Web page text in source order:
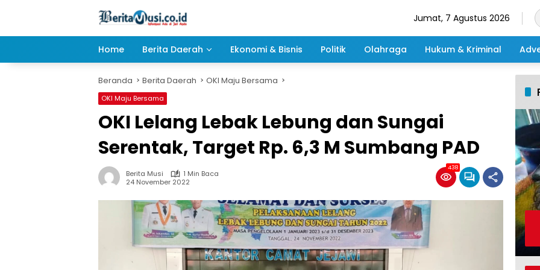
Jumat, 7 Agustus 2026
Home Berita Daerah Ekonomi & Bisnis Politik Olahraga Hukum & Kriminal
Beranda Berita Daerah OKI Maju Bersama
OKI Maju Bersama
OKI Lelang Lebak Lebung dan Sungai
Serentak, Target Rp. 6,3 M Sumbang PAD
Berita Musi
1 Min Baca
24 November 2022
438